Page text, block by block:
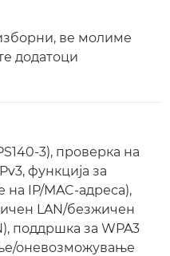
ве молиме
додатоци
3), проверка на
функција за
IP/MAC-адреса),
LAN/безжичен
поддршка за WPA3
оневозможување